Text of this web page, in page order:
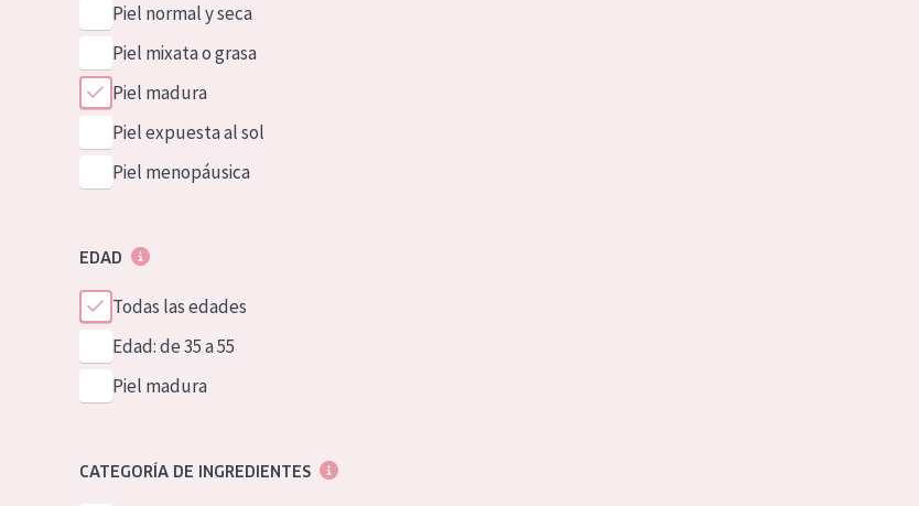
Piel normal y seca
Piel mixata o grasa
Piel madura
Piel expuesta al sol
Piel menopáusica
EDAD
Todas las edades
Edad: de 35 a 55
Piel madura
CATEGORÍA DE INGREDIENTES